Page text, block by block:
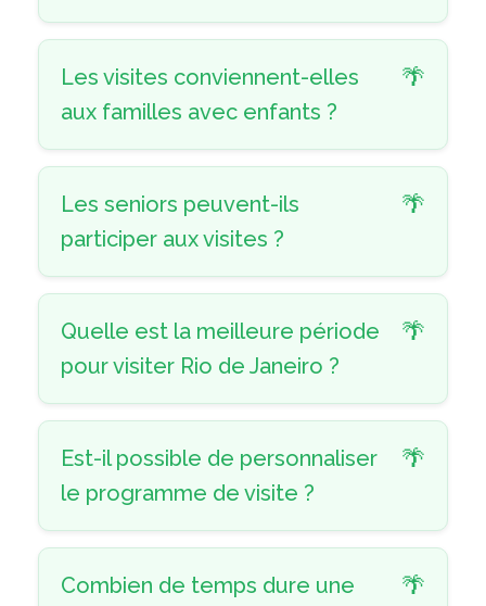
Les visites conviennent-elles
aux familles avec enfants ?
Les seniors peuvent-ils
participer aux visites ?
Quelle est la meilleure période
pour visiter Rio de Janeiro ?
Est-il possible de personnaliser
le programme de visite ?
Combien de temps dure une